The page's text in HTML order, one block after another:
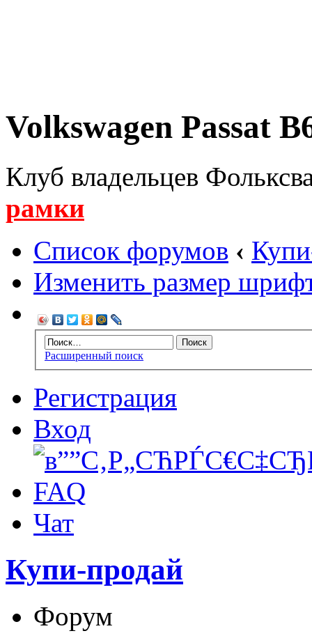
Volkswagen Passat
Клуб владельцев
рамки
Список форумов ‹
Изменить размер
Расширенный поиск
Регистрация
Вход
FAQ
Чат
Купи-продай
Форум